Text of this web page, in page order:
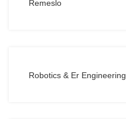
Řemeslo
Robotics & Er Engineering